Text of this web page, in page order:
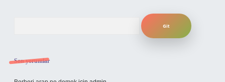
Son yorumlar